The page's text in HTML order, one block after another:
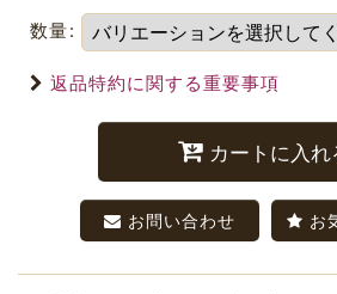
数量:
返品特約に関する重要事項
カートに入れ
お問い合わせ お